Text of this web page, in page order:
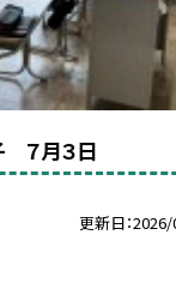
７月３日
更新日